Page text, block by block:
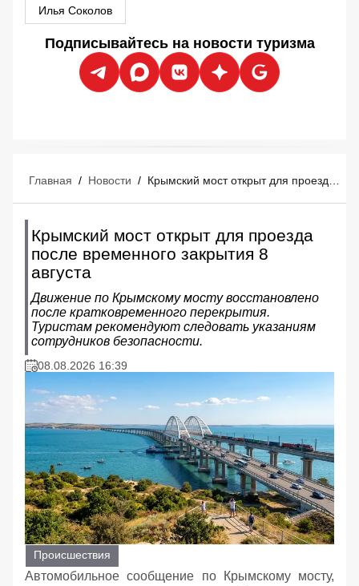
Илья Соколов
Подписывайтесь на новости туризма
Главная / Новости /
Крымский мост открыт для проезда
после временного закрытия 8
августа
Движение по Крымскому мосту восстановлено
после кратковременного перекрытия.
Туристам рекомендуют следовать указаниям
сотрудников безопасности.
08.08.2026 16:39
Происшествия
Автомобильное сообщение по Крымскому мосту,